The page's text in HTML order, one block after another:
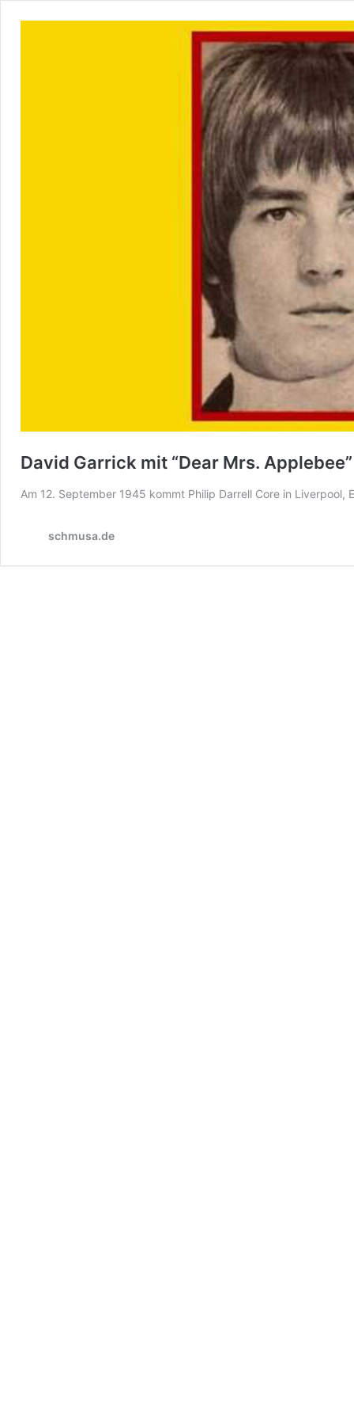
David Garrick mit “Dear Mrs.
Am 12. September 1945 kommt Philip Darrell Core in
schmusa.de